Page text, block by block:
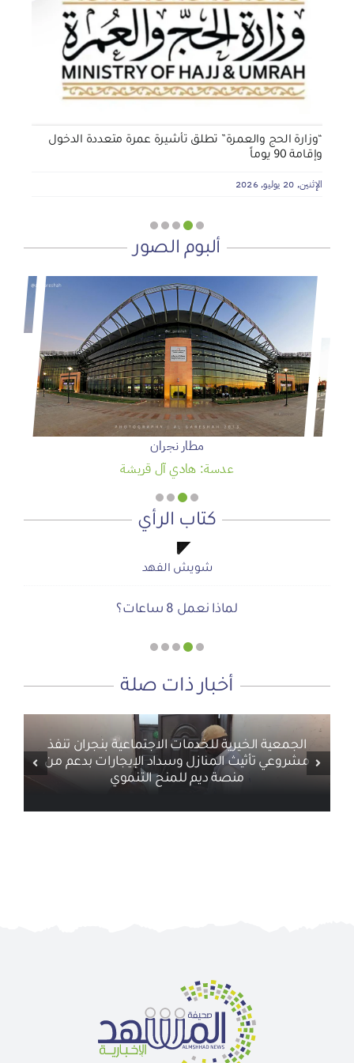
تأثيث المنازل وسداد الإيجارات بدعم من منصة ديم للمنح
التنموي
الأربعاء, 29 يوليو, 2026
“وزارة الحج والعمرة” تطلق تأشيرة عمرة متعددة الدخول
وإقامة 90 يوماً
الإثنين, 20 يوليو, 2026
ألبوم الصور
مطار نجران
عدسة: هادي آل قريشة
كتاب الرأي
صحيفة المشهد الإخبارية
أجتاحني الخريف .. و أعادني الربيع
شويش الفهد
لماذا نعمل 8 ساعات؟
أ.محمد سمحان آل منصور
المنطقة الآمنة
صحيفة المشهد الإخبارية
الحوار الصامت بين الروح والأرض
شويش الفهد
دعوة للاحتفال بمنجزات الرؤية
أخبار ذات صلة
الجمعية الخيرية للخدمات الاجتماعية بنجران تنفذ
مشروعي تأثيث المنازل وسداد الإيجارات بدعم من
منصة ديم للمنح التنموي